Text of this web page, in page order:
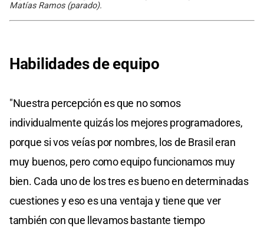
Matías Ramos (parado).
Habilidades de equipo
"Nuestra percepción es que no somos
individualmente quizás los mejores programadores,
porque si vos veías por nombres, los de Brasil eran
muy buenos, pero como equipo funcionamos muy
bien. Cada uno de los tres es bueno en determinadas
cuestiones y eso es una ventaja y tiene que ver
también con que llevamos bastante tiempo